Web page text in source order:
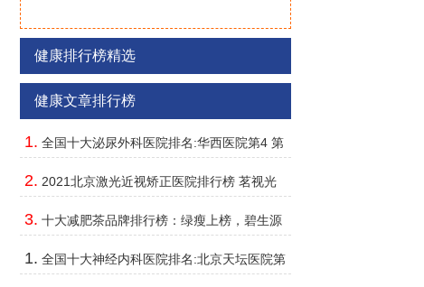
健康排行榜精选
健康文章排行榜
1. 全国十大泌尿外科医院排名:华西医院第4 第
2. 2021北京激光近视矫正医院排行榜 茗视光
3. 十大减肥茶品牌排行榜：绿瘦上榜，碧生源
1. 全国十大神经内科医院排名:北京天坛医院第